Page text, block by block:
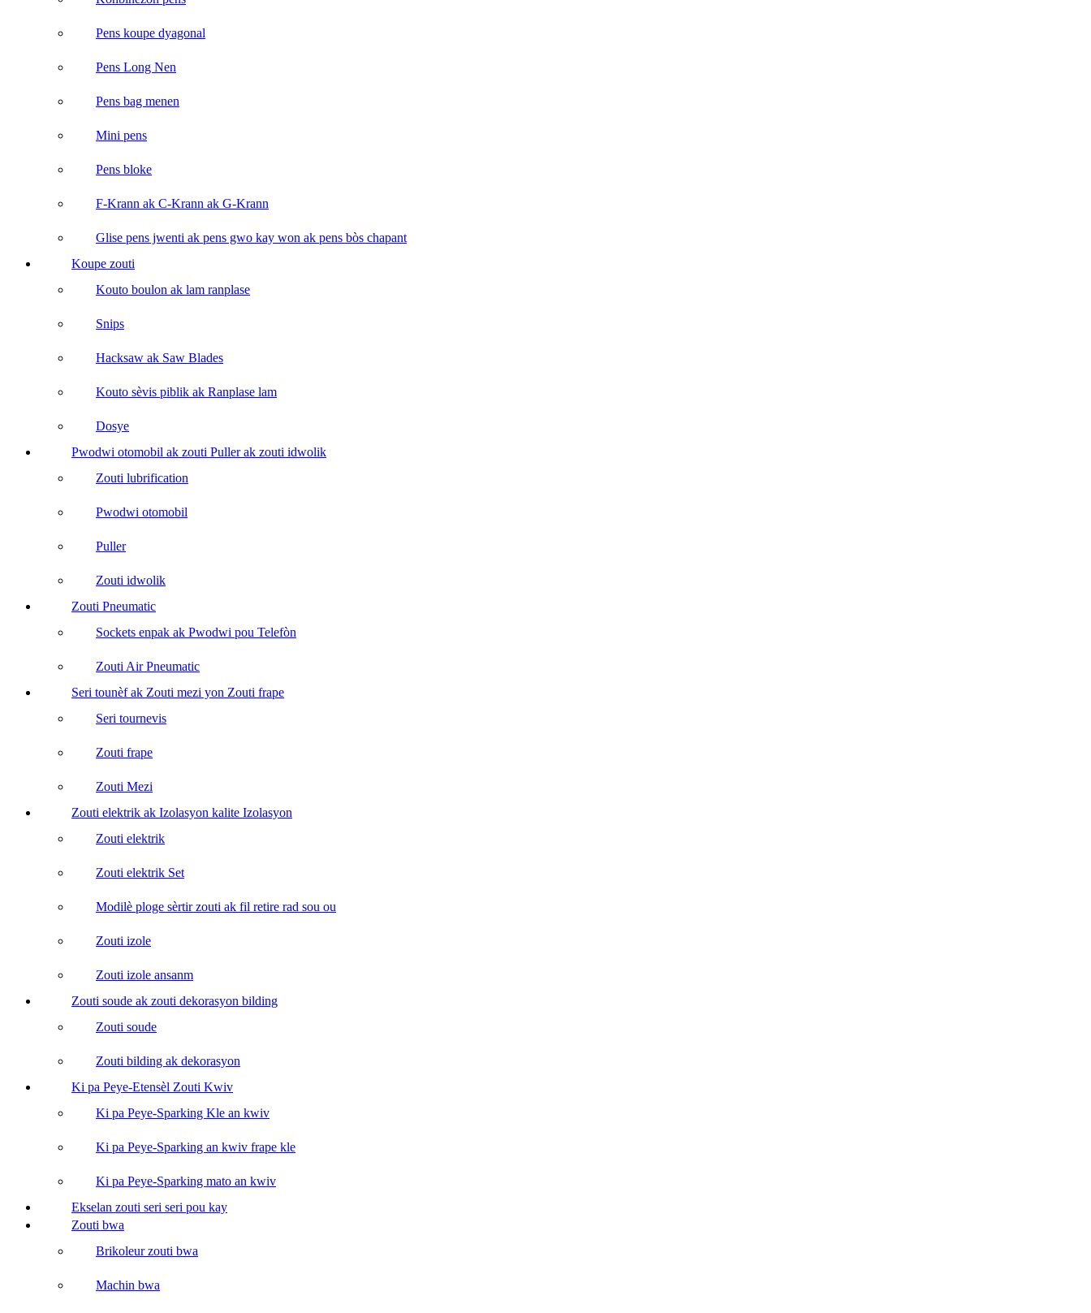
Pens koupe dyagonal
Pens Long Nen
Pens bag menen
Mini pens
Pens bloke
F-Krann ak C-Krann ak G-Krann
Glise pens jwenti ak pens gwo kay won ak pens bòs chapant
Koupe zouti
Kouto boulon ak lam ranplase
Snips
Hacksaw ak Saw Blades
Kouto sèvis piblik ak Ranplase lam
Dosye
Pwodwi otomobil ak zouti Puller ak zouti idwolik
Zouti lubrification
Pwodwi otomobil
Puller
Zouti idwolik
Zouti Pneumatic
Sockets enpak ak Pwodwi pou Telefòn
Zouti Air Pneumatic
Seri tounèf ak Zouti mezi yon Zouti frape
Seri tournevis
Zouti frape
Zouti Mezi
Zouti elektrik ak Izolasyon kalite Izolasyon
Zouti elektrik
Zouti elektrik Set
Modilè ploge sèrtir zouti ak fil retire rad sou ou
Zouti izole
Zouti izole ansanm
Zouti soude ak zouti dekorasyon bilding
Zouti soude
Zouti bilding ak dekorasyon
Ki pa Peye-Etensèl Zouti Kwiv
Ki pa Peye-Sparking Kle an kwiv
Ki pa Peye-Sparking an kwiv frape kle
Ki pa Peye-Sparking mato an kwiv
Ekselan zouti seri seri pou kay
Zouti bwa
Brikoleur zouti bwa
Machin bwa